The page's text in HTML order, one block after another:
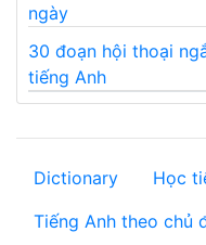
ngày
30 đoạn hội thoại
tiếng Anh
Dictionary
Học
Tiếng Anh theo chủ